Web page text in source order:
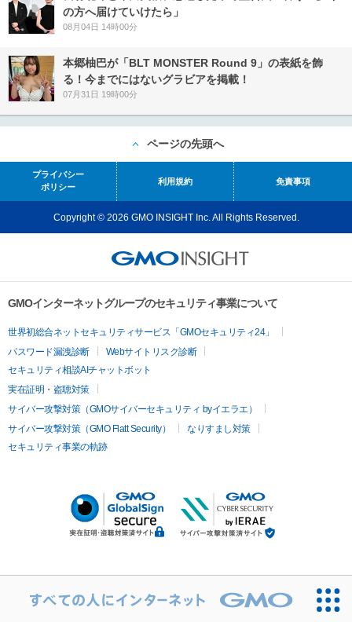
の方へ届けていけたら」
08月04日 14時00分
本郷柚巴が「BLT MONSTER Round 9」の表紙を飾
る！今までにはないグラビアを掲載！
07月31日 19時00分
ページの先頭へ
プライバシー
ポリシー
利用規約 免責事項
Copyright © 2026 GMO INSIGHT Inc. All Rights Reserved.
GMOインターネットグループのセキュリティ事業について
世界初総合ネットセキュリティサービス「GMOセキュリティ24」
パスワード漏洩診断
Webサイトリスク診断
セキュリティ相談AIチャットボット
実在証明・盗聴対策
サイバー攻撃対策（GMOサイバーセキュリティ byイエラエ）
サイバー攻撃対策（GMO Flatt Security）
なりすまし対策
セキュリティ事業の軌跡